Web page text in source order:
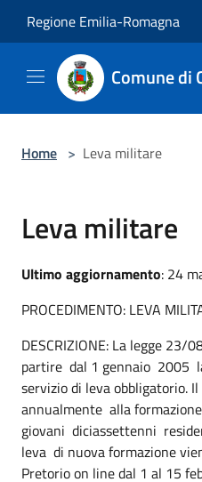
Regione Emilia-Romagna
Comune di
Home > Leva militare
Leva militare
Ultimo aggiornamento: 24
PROCEDIMENTO: LEVA
DESCRIZIONE: La legge 23/
partire dal 1 gennaio 2005
servizio di leva obbligatorio.
annualmente alla
giovani diciassettenni
leva di nuova formazione
Pretorio on line dal 1 al 15